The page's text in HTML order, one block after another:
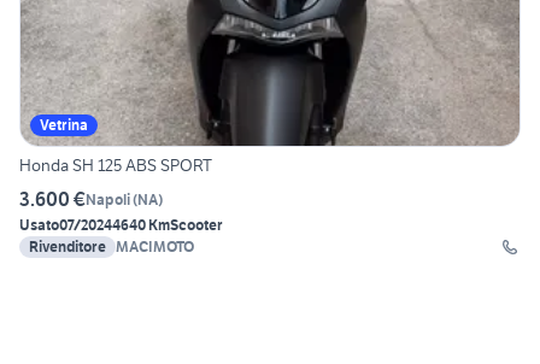
Vetrina
Honda SH 125 ABS SPORT
3.600 €Napoli(NA)
Usato07/20244640 KmScooter
Rivenditore MACIMOTO